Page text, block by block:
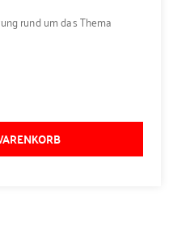
rund um das Thema